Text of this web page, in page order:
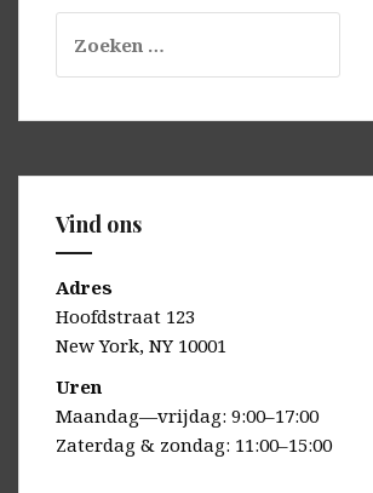
naar:
Vind ons
Adres
Hoofdstraat 123
New York, NY 10001
Uren
Maandag—vrijdag: 9:00–17:00
Zaterdag & zondag: 11:00–15:00